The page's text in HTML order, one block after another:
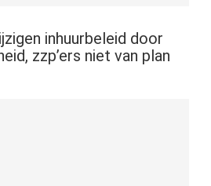
inhuurbeleid door
zzp’ers niet van plan